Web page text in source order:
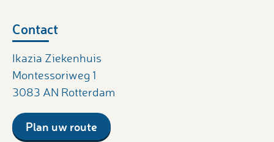
Contact
Ikazia Ziekenhuis
Montessoriweg 1
3083 AN Rotterdam
Plan uw route